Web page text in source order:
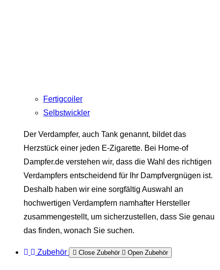
Fertigcoiler
Selbstwickler
Der Verdampfer, auch Tank genannt, bildet das
Herzstück einer jeden E-Zigarette. Bei Home-of
Dampfer.de verstehen wir, dass die Wahl des richtigen
Verdampfers entscheidend für Ihr Dampfvergnügen ist.
Deshalb haben wir eine sorgfältig Auswahl an
hochwertigen Verdampfern namhafter Hersteller
zusammengestellt, um sicherzustellen, dass Sie genau
das finden, wonach Sie suchen.
Zubehör Close Zubehör Open Zubehör